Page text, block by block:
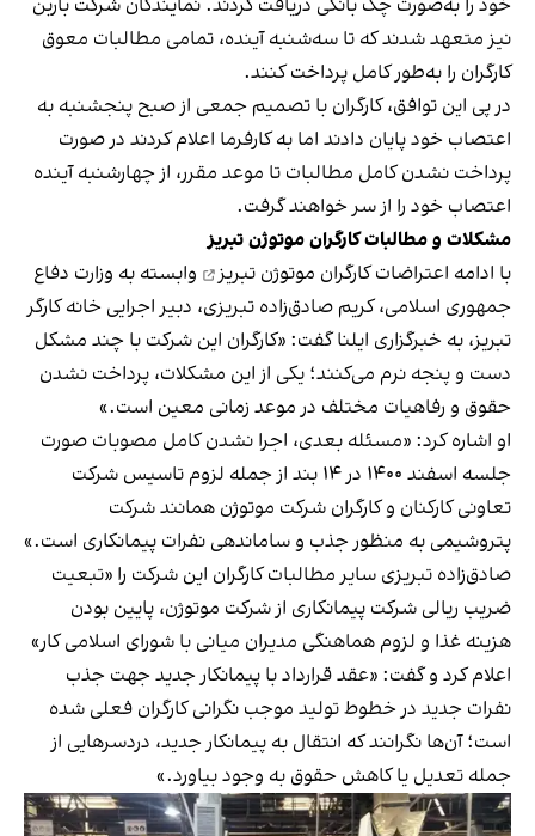
خود را به‌صورت چک بانکی دریافت کردند. نمایندگان شرکت باربن
نیز متعهد شدند که تا سه‌شنبه آینده، تمامی مطالبات معوق
کارگران را به‌طور کامل پرداخت کنند.
در پی این توافق، کارگران با تصمیم جمعی از صبح پنجشنبه به
اعتصاب خود پایان دادند اما به کارفرما اعلام کردند در صورت
پرداخت نشدن کامل مطالبات تا موعد مقرر، از چهارشنبه آینده
اعتصاب خود را از سر خواهند گرفت.
مشکلات و مطالبات کارگران موتوژن تبریز
با ادامه اعتراضاتکارگران موتوژن تبریز
وابسته به وزارت دفاع
جمهوری اسلامی، کریم صادق‌زاده تبریزی، دبیر اجرایی خانه کارگر
تبریز، به خبرگزاری ایلنا گفت: «کارگران این شرکت با چند مشکل
دست و پنجه نرم می‌کنند؛ یکی از این مشکلات، پرداخت نشدن
حقوق و رفاهیات مختلف در موعد زمانی معین است.»
او اشاره کرد: «مسئله بعدی، اجرا نشدن کامل مصوبات صورت
جلسه اسفند ۱۴۰۰ در ۱۴ بند از جمله لزوم تاسیس شرکت
تعاونی کارکنان و کارگران شرکت موتوژن همانند شرکت
پتروشیمی به منظور جذب و ساماندهی نفرات پیمانکاری است.»
صادق‌زاده تبریزی سایر مطالبات کارگران این شرکت را «تبعیت
ضریب ریالی شرکت پیمانکاری از شرکت موتوژن، پایین بودن
هزینه غذا و لزوم هماهنگی مدیران میانی با شورای اسلامی کار»
اعلام کرد و گفت: «عقد قرارداد با پیمانکار جدید جهت جذب
نفرات جدید در خطوط تولید موجب نگرانی کارگران فعلی شده
است؛ آن‌ها نگرانند که انتقال به پیمانکار جدید، دردسرهایی از
جمله تعدیل یا کاهش حقوق به وجود بیاورد.»